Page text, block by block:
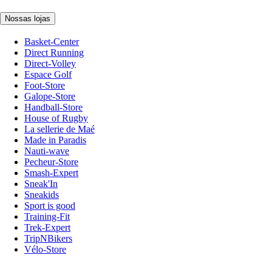
Nossas lojas
Basket-Center
Direct Running
Direct-Volley
Espace Golf
Foot-Store
Galope-Store
Handball-Store
House of Rugby
La sellerie de Maé
Made in Paradis
Nauti-wave
Pecheur-Store
Smash-Expert
Sneak'In
Sneakids
Sport is good
Training-Fit
Trek-Expert
TripNBikers
Vélo-Store